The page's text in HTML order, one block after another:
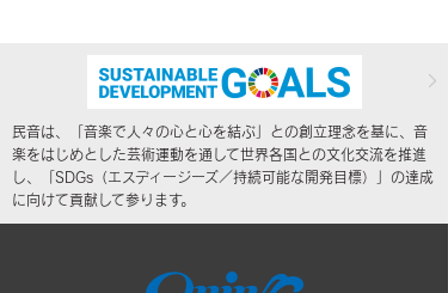
民音は、「音楽で人々の心と心を結ぶ」との創立理念を基に、音
楽をはじめとした芸術運動を通して世界各国との文化交流を推進
し、「SDGs（エスディージーズ／持続可能な開発目標）」の達成
に向けて貢献して参ります。